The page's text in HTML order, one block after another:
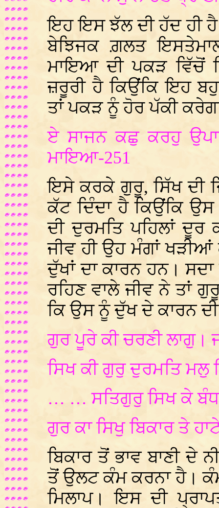
ਇਹ ਇਸ ਝੱਲ ਦੀ ਹੱਦ ਹੀ ਹੈ
ਬੇਝਿਜਕ ਗ਼ਲਤ
ਮਾਇਆ ਦੀ ਪਕੜ ਵਿੱਚੋਂ
ਜ਼ਰੂਰੀ ਹੈ ਕਿਉਂਕਿ ਇਹ
ਤਾਂ ਪਕੜ ਨੂੰ ਹੋਰ ਪੱਕੀ
ਏ ਸਾਜਨ ਕਛੁ ਕਰਹੁ
ਮਾਇਆ-251
ਇਸੇ ਕਰਕੇ ਗੁਰੂ, ਸਿੱਖ ਦੀ
ਕੱਟ ਦਿੰਦਾ ਹੈ ਕਿਉਂਕਿ
ਦੀ ਦੁਰਮਤਿ ਪਹਿਲਾਂ
ਜੀਵ ਹੀ ਉਹ ਮੰਗਾਂ
ਦੁੱਖਾਂ ਦਾ ਕਾਰਨ ਹਨ।
ਰਹਿਣ ਵਾਲੇ ਜੀਵ ਨੇ ਤਾਂ
ਕਿ ਉਸ ਨੂੰ ਦੁੱਖ ਦੇ ਕਾਰਨ ਦੀ
ਗੁਰ ਪੂਰੇ ਕੀ ਚਰਣੀ
ਸਿਖ ਕੀ ਗੁਰੁ ਦੁਰਮਤਿ ਮਲੁ
… … ਸਤਿਗੁਰੁ ਸਿਖ ਕੇ
ਗੁਰ ਕਾ ਸਿਖੁ ਬਿਕਾਰ ਤੇ
ਬਿਕਾਰ ਤੋਂ ਭਾਵ ਬਾਣੀ ਦੇ
ਤੋਂ ਉਲਟ ਕੰਮ ਕਰਨਾ ਹੈ।
ਮਿਲਾਪ। ਇਸ ਦੀ